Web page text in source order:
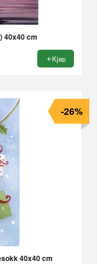
40x40 cm
Kjøp
40x40 cm
-26%